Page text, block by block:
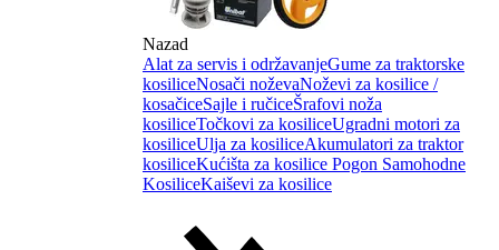
Nazad
Alat za servis i održavanjeGume za traktorske
kosiliceNosači noževaNoževi za kosilice /
kosačiceSajle i ručiceŠrafovi noža
kosiliceTočkovi za kosiliceUgradni motori za
kosiliceUlja za kosiliceAkumulatori za traktor
kosiliceKućišta za kosilice Pogon Samohodne
KosiliceKaiševi za kosilice